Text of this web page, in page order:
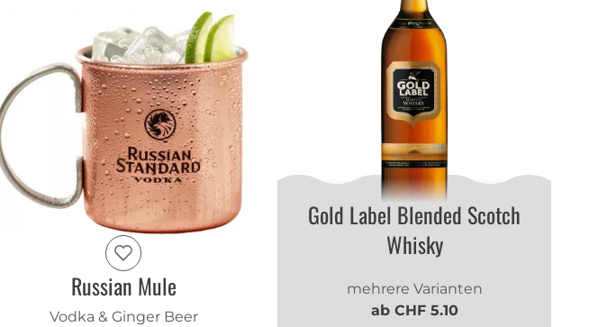
Russian Mule
Vodka & Ginger Beer
Gold Label Blended Scotch
Whisky
mehrere Varianten
ab CHF 5.10